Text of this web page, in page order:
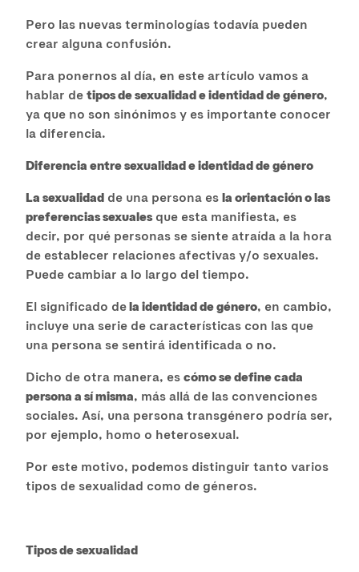
Pero las nuevas terminologías todavía pueden
crear alguna confusión.
Para ponernos al día, en este artículo vamos a
hablar de tipos de sexualidad e identidad de género,
ya que no son sinónimos y es importante conocer
la diferencia.
Diferencia entre sexualidad e identidad de género
La sexualidad de una persona es la orientación o las
preferencias sexualesque esta manifiesta, es
decir, por qué personas se siente atraída a la hora
de establecer relaciones afectivas y/o sexuales.
Puede cambiar a lo largo del tiempo.
El significado dela identidad de género, en cambio,
incluye una serie de características con las que
una persona se sentirá identificada o no.
Dicho de otra manera, es cómo se define cada
persona a sí misma, más allá de las convenciones
sociales. Así, una persona transgénero podría ser,
por ejemplo, homo o heterosexual.
Por este motivo, podemos distinguir tanto varios
tipos de sexualidad como de géneros.
Tipos de sexualidad